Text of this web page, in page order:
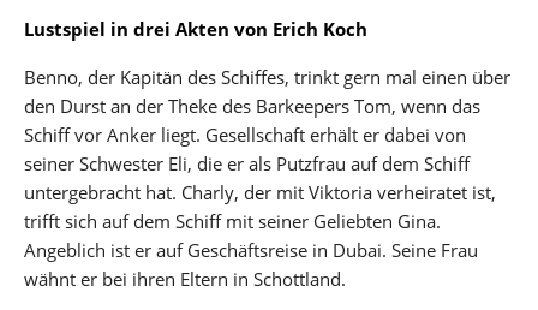
Lustspiel in drei Akten von Erich Koch
Benno, der Kapitän des Schiffes, trinkt gern mal einen über
den Durst an der Theke des Barkeepers Tom, wenn das
Schiff vor Anker liegt. Gesellschaft erhält er dabei von
seiner Schwester Eli, die er als Putzfrau auf dem Schiff
untergebracht hat. Charly, der mit Viktoria verheiratet ist,
trifft sich auf dem Schiff mit seiner Geliebten Gina.
Angeblich ist er auf Geschäftsreise in Dubai. Seine Frau
wähnt er bei ihren Eltern in Schottland.